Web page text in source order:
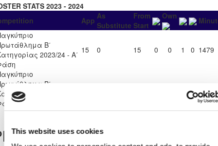
This website uses cookies
STATS 2023 - 2024
App As
Substitute
From
Start
Own
Β΄
2023/24 - Α΄ 15 0 15 0 0 1 0 1479
Β΄
2023/24 - Β΄
Α΄ Όμιλος
0 289
Record